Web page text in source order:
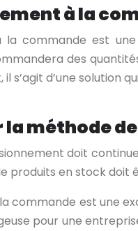
à la
la commande est
des
il s’agit d’une
méthode
doit
produits en stock
commande est une
pour une